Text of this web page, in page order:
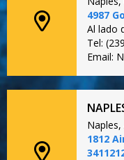
4987
Al lado
Tel:
Email:
1812